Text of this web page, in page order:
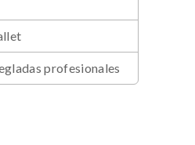
profesionales